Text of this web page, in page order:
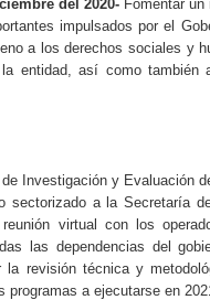
del 2020- Fomentar
impulsados por el
a los derechos sociales y
entidad, así como
Investigación y Evaluación
sectorizado a la Secretaría
virtual con los
las dependencias del
la revisión técnica y
programas a ejecutarse en